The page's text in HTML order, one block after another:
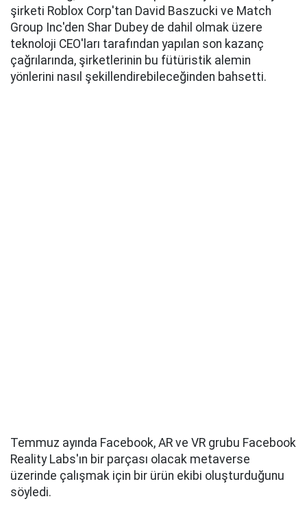
şirketi Roblox Corp'tan David Baszucki ve Match
Group Inc'den Shar Dubey de dahil olmak üzere
teknoloji CEO'ları tarafından yapılan son kazanç
çağrılarında, şirketlerinin bu fütüristik alemin
yönlerini nasıl şekillendirebileceğinden bahsetti.
Temmuz ayında Facebook, AR ve VR grubu Facebook
Reality Labs'ın bir parçası olacak metaverse
üzerinde çalışmak için bir ürün ekibi oluşturduğunu
söyledi.